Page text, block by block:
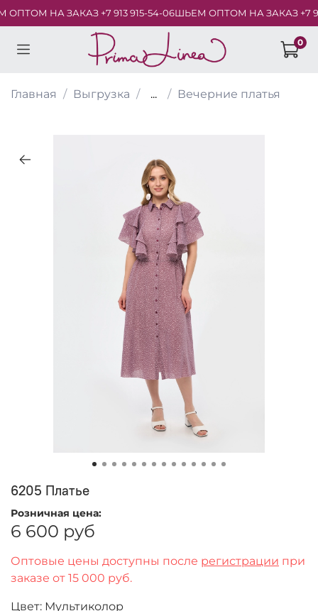
НА ЗАКАЗ +7 913 915-54-06ШЬЕМ ОПТОМ НА ЗАКАЗ +7 913
0
Главная Выгрузка ... Вечерние платья
6205 Платье
Розничная цена:
6 600 руб
Оптовые цены доступны после регистрации при
заказе от 15 000 руб.
Цвет: Мультиколор